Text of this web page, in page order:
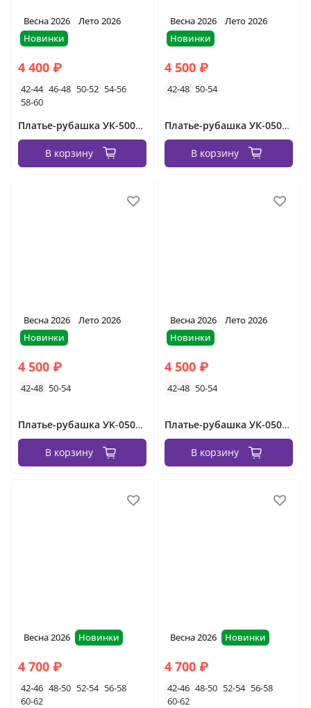
Весна 2026
Лето 2026
Новинки
4 400 ₽
42-44 46-48 50-52 54-56
58-60
Платье-рубашка УК-50086 Фабрика Моды
В корзину
Весна 2026
Лето 2026
Новинки
4 500 ₽
42-48 50-54
Платье-рубашка УК-0505-2 Фабрика Моды
В корзину
Весна 2026
Лето 2026
Новинки
4 500 ₽
42-48 50-54
Платье-рубашка УК-0505-1 Фабрика Моды
В корзину
Весна 2026
Лето 2026
Новинки
4 500 ₽
42-48 50-54
Платье-рубашка УК-0505 Фабрика Моды
В корзину
Весна 2026 Новинки
4 700 ₽
42-46 48-50 52-54 56-58
60-62
Весна 2026 Новинки
4 700 ₽
42-46 48-50 52-54 56-58
60-62